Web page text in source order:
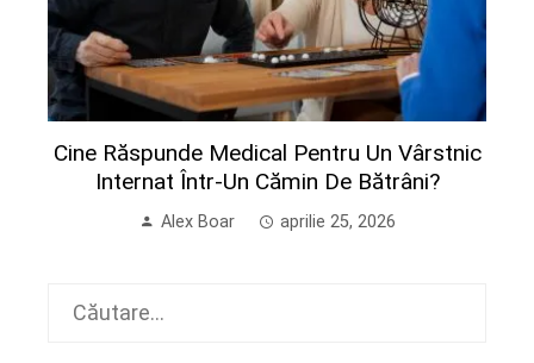
Cine Răspunde Medical Pentru Un Vârstnic
Internat Într-Un Cămin De Bătrâni?
Alex Boar aprilie 25, 2026
Caută